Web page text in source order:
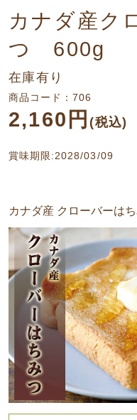
カナダ産ク
つ 600g
在庫有り
商品コード：706
2,160円 (税込)
賞味期限:2028/03/09
カナダ産 クローバーはち